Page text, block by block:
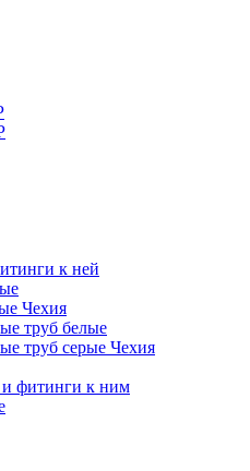
к ней
Чехия
труб белые
труб серые Чехия
и фитинги к ним